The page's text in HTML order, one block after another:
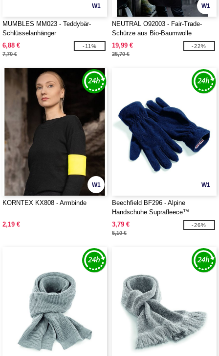
W1
MUMBLES MM023 - Teddybär-
Schlüsselanhänger
6,88 €
7,70 €
-11%
W1
NEUTRAL O92003 - Fair-Trade-
Schürze aus Bio-Baumwolle
19,99 €
25,70 €
-22%
W1
KORNTEX KX808 - Armbinde
2,19 €
W1
Beechfield BF296 - Alpine
Handschuhe Suprafleece™
3,79 €
5,10 €
-26%